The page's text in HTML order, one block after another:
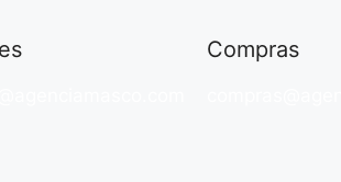
Compras